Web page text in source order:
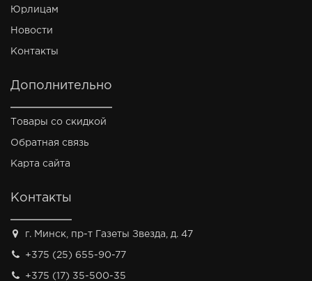
Юрлицам
Новости
Контакты
Дополнительно
Товары со скидкой
Обратная связь
Карта сайта
Контакты
г. Минск, пр-т Газеты Звезда, д. 47
+375 (25) 655-90-77
+375 (17) 35-500-35